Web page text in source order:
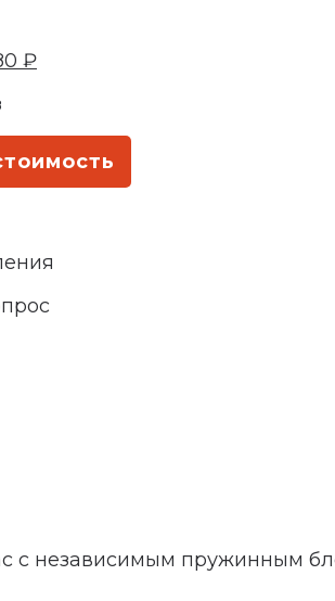
₽
с независимым пружинным